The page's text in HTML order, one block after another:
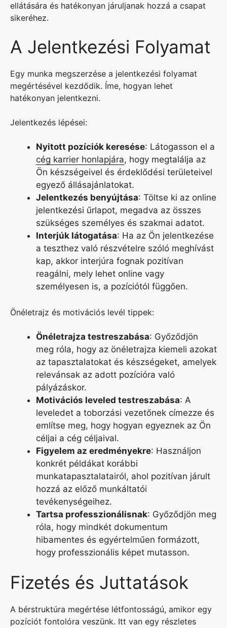
ellátására és hatékonyan járuljanak hozzá a csapat
sikeréhez.
A Jelentkezési Folyamat
Egy munka megszerzése a jelentkezési folyamat
megértésével kezdődik. Íme, hogyan lehet
hatékonyan jelentkezni.
Jelentkezés lépései:
Nyitott pozíciók keresése: Látogasson el a
cég karrier honlapjára, hogy megtalálja az
Ön készségeivel és érdeklődési területeivel
egyező állásajánlatokat.
Jelentkezés benyújtása: Töltse ki az online
jelentkezési űrlapot, megadva az összes
szükséges személyes és szakmai adatot.
Interjúk látogatása: Ha az Ön jelentkezése
a teszthez való részvételre szóló meghívást
kap, akkor interjúra fognak pozitívan
reagálni, mely lehet online vagy
személyesen is, a pozíciótól függően.
Önéletrajz és motivációs levél tippek:
Önéletrajza testreszabása: Győződjön
meg róla, hogy az önéletrajza kiemeli azokat
az tapasztalatokat és készségeket, amelyek
relevánsak az adott pozícióra való
pályázáskor.
Motivációs leveled testreszabása: A
leveledet a toborzási vezetőnek címezze és
említse meg, hogy hogyan egyeznek az Ön
céljai a cég céljaival.
Figyelem az eredményekre: Használjon
konkrét példákat korábbi
munkatapasztalatairól, ahol pozitívan járult
hozzá az előző munkáltatói
tevékenységeihez.
Tartsa professzionálisnak: Győződjön meg
róla, hogy mindkét dokumentum
hibamentes és egyértelműen formázott,
hogy professzionális képet mutasson.
Fizetés és Juttatások
A bérstruktúra megértése létfontosságú, amikor egy
pozíciót fontolóra veszünk. Itt van egy részletes